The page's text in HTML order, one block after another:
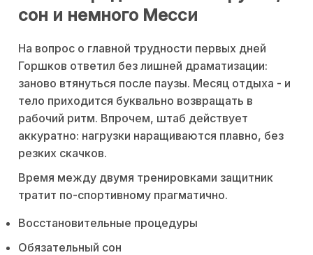
сон и немного Месси
На вопрос о главной трудности первых дней
Горшков ответил без лишней драматизации:
заново втянуться после паузы. Месяц отдыха - и
тело приходится буквально возвращать в
рабочий ритм. Впрочем, штаб действует
аккуратно: нагрузки наращиваются плавно, без
резких скачков.
Время между двумя тренировками защитник
тратит по-спортивному прагматично.
Восстановительные процедуры
Обязательный сон